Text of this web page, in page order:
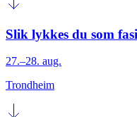
Slik lykkes du som
27.–28. aug.
Trondheim